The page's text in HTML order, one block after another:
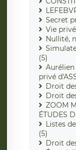
Secret
Vie
Nullité,
(5)
privé
Droit
Droit
ZOOM
ÉTUDES
Listes
(5)
Droit